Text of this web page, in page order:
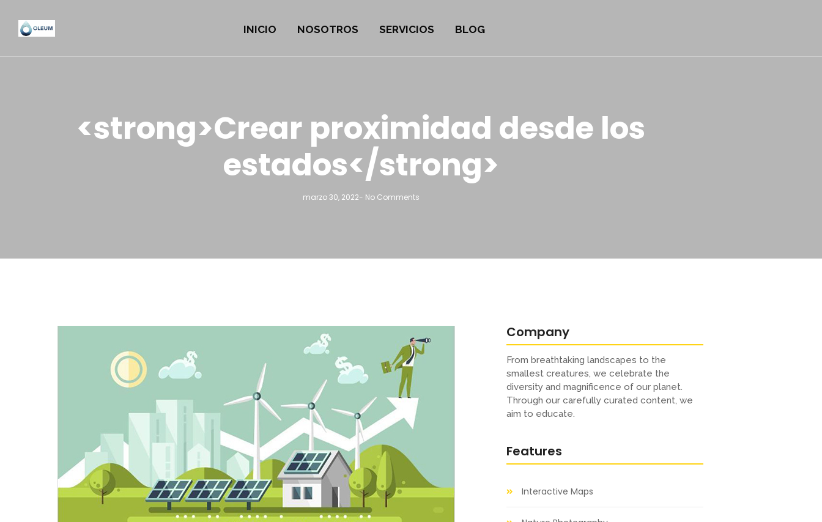
INICIO NOSOTROS SERVICIOS BLOG
<strong>Crear proximidad desde los
estados</strong>
marzo 30, 2022- No Comments
Company
From breathtaking landscapes to the
smallest creatures, we celebrate the
diversity and magnificence of our planet.
Through our carefully curated content, we
aim to educate.
Features
Interactive Maps